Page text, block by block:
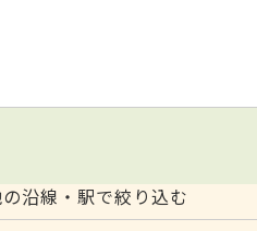
沿線・駅で絞り込む